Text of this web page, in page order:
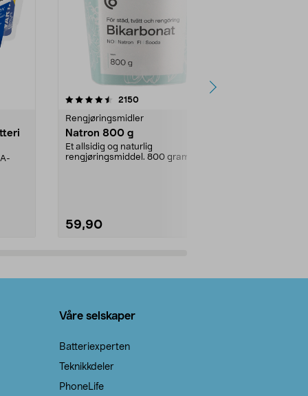
2150anmeldelser
Rengjøringsmidler
Natron 800 g
Et allsidig og naturlig
rengjøringsmiddel. 800 gram
59,90
4.0av 5 stjerner
Våre selskaper
Batteriexperten
Teknikkdeler
PhoneLife